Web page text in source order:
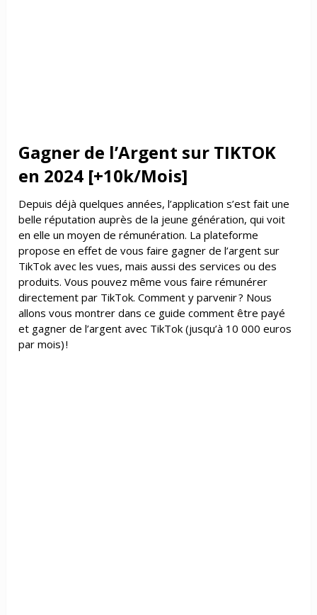
Gagner de l’Argent sur TIKTOK
en 2024 [+10k/Mois]
Depuis déjà quelques années, l’application s’est fait une
belle réputation auprès de la jeune génération, qui voit
en elle un moyen de rémunération. La plateforme
propose en effet de vous faire gagner de l’argent sur
TikTok avec les vues, mais aussi des services ou des
produits. Vous pouvez même vous faire rémunérer
directement par TikTok. Comment y parvenir ? Nous
allons vous montrer dans ce guide comment être payé
et gagner de l’argent avec TikTok (jusqu’à 10 000 euros
par mois) !